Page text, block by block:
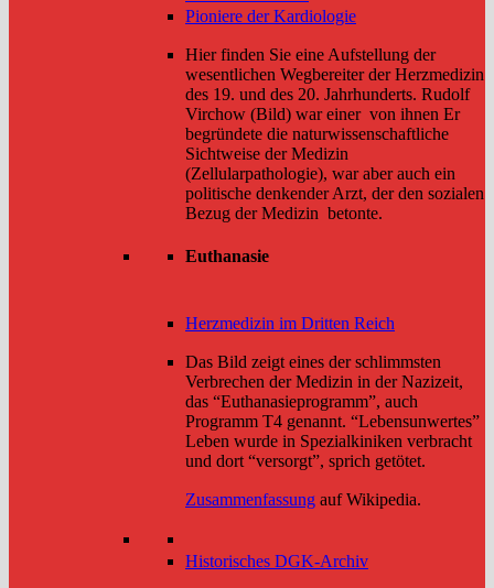
Pioniere der Kardiologie
Hier finden Sie eine Aufstellung der
wesentlichen Wegbereiter der Herzmedizin
des 19. und des 20. Jahrhunderts. Rudolf
Virchow (Bild) war einer von ihnen Er
begründete die naturwissenschaftliche
Sichtweise der Medizin
(Zellularpathologie), war aber auch ein
politische denkender Arzt, der den sozialen
Bezug der Medizin betonte.
Euthanasie
Herzmedizin im Dritten Reich
Das Bild zeigt eines der schlimmsten
Verbrechen der Medizin in der Nazizeit,
das “Euthanasieprogramm”, auch
Programm T4 genannt. “Lebensunwertes”
Leben wurde in Spezialkiniken verbracht
und dort “versorgt”, sprich getötet.
Zusammenfassung auf Wikipedia.
Historisches DGK-Archiv